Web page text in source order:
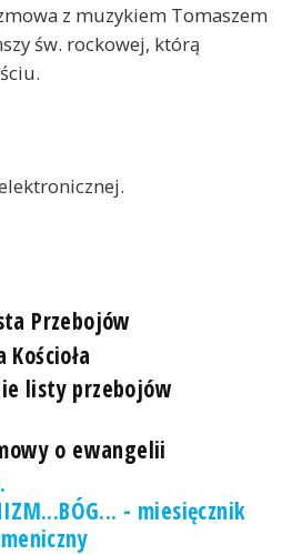
z muzykiem Tomaszem
św. rockowej, którą
Przebojów
listy przebojów
o ewangelii
- miesięcznik